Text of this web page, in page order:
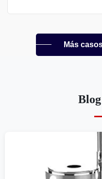
Más